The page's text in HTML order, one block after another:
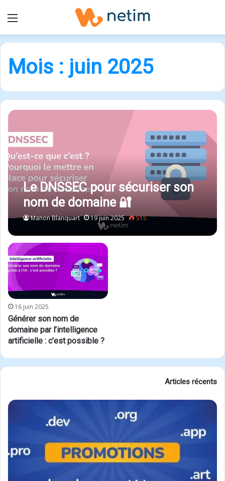
Menu
Mois : juin 2025
Le DNSSEC pour sécuriser son
nom de domaine 🔐
Manon Blanquart 19 juin 2025 515
16 juin 2025
Générer son nom de
domaine par l’intelligence
artificielle : c’est possible ?
Articles récents